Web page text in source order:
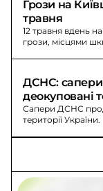
Грози на
травня
12 травня вдень
грози, місцями
ДСНС: сапери
деокуповані
Сапери ДСНС
території